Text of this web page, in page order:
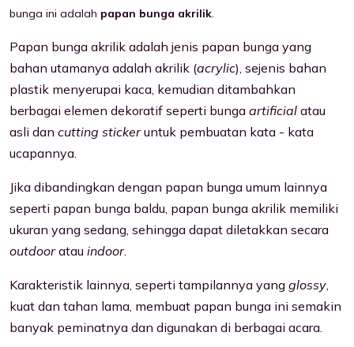
bunga ini adalah papan bunga akrilik.
Papan bunga akrilik adalah jenis papan bunga yang
bahan utamanya adalah akrilik (acrylic), sejenis bahan
plastik menyerupai kaca, kemudian ditambahkan
berbagai elemen dekoratif seperti bunga artificial atau
asli dan cutting stickeruntuk pembuatan kata - kata
ucapannya.
Jika dibandingkan dengan papan bunga umum lainnya
seperti papan bunga baldu, papan bunga akrilik memiliki
ukuran yang sedang, sehingga dapat diletakkan secara
outdooratau indoor.
Karakteristik lainnya, seperti tampilannya yang glossy
kuat dan tahan lama, membuat papan bunga ini semakin
banyak peminatnya dan digunakan di berbagai acara.